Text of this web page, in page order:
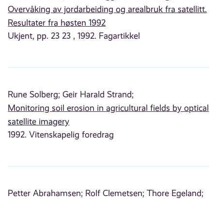
Overvåking av jordarbeiding og arealbruk fra satellitt.
Resultater fra høsten 1992
Ukjent, pp. 23 23 , 1992. Fagartikkel
Rune Solberg; Geir Harald Strand;
Monitoring soil erosion in agricultural fields by optical
satellite imagery
1992. Vitenskapelig foredrag
Petter Abrahamsen; Rolf Clemetsen; Thore Egeland;